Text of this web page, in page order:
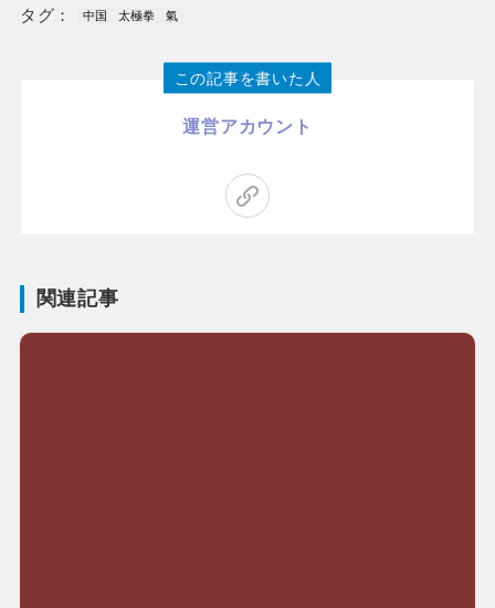
タグ： 中国 太極拳 氣
この記事を書いた人
運営アカウント
関連記事